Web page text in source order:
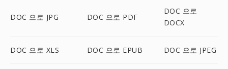
DOC 으로 JPG DOC 으로 PDF
DOC 으로
DOCX
DOC 으로 XLS DOC 으로 EPUB DOC 으로 JPEG